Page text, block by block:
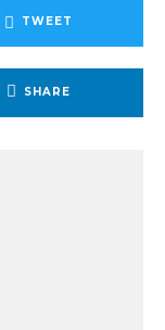
TWEET
SHARE